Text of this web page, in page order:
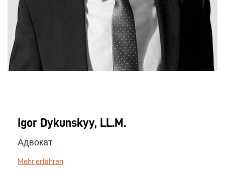
Igor Dykunskyy, LL.M.
Адвокат
Mehr erfahren